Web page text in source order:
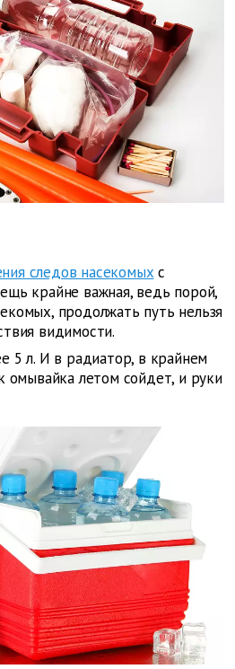
следов насекомых с
крайне важная, ведь порой,
продолжать путь нельзя
видимости.
5 л. И в радиатор, в крайнем
омывайка летом сойдет, и руки